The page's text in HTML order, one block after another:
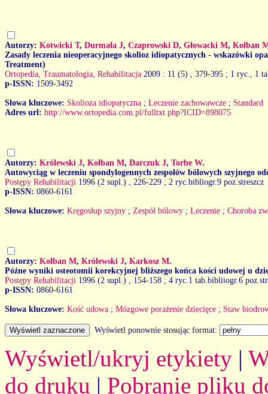
Autorzy: Kotwicki T, Durmała J, Czaprowski D, Głowacki M, Kołban
Zasady leczenia nieoperacyjnego skolioz idiopatycznych - wskazówki
Treatment)
Ortopedia, Traumatologia, Rehabilitacja 2009 : 11 (5)
, 379-395 ; 1 ryc., 1
p-ISSN: 1509-3492
Słowa kluczowe: Skolioza idiopatyczna ; Leczenie zachowawcze ; Standard
Adres url: http://www.ortopedia.com.pl/fulltxt.php?ICID=898075
Autorzy: Królewski J, Kołban M, Darczuk J, Torbe W.
Autowyciąg w leczeniu spondylogennych zespołów bólowych szyjnego
Postępy Rehabilitacji 1996 (2 supl.)
, 226-229 ; 2 ryc.bibliogr.9 poz.streszcz
p-ISSN: 0860-6161
Słowa kluczowe: Kręgosłup szyjny ; Zespół bólowy ; Leczenie ; Choroba
Autorzy: Kołban M, Królewski J, Karkosz M.
Późne wyniki osteotomii korekcyjnej bliższego końca kości udowej u
Postępy Rehabilitacji 1996 (2 supl.)
, 154-158 ; 4 ryc.1 tab.bibliiogr.6
p-ISSN: 0860-6161
Słowa kluczowe: Kość udowa ; Mózgowe porażenie dziecięce ; Staw
Wyświetl ponownie stosując format:
Wyświetl/ukryj etykiety |
do druku | Pobranie pliku